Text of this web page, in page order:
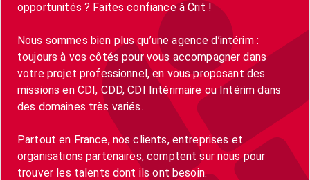
opportunités ? Faites confiance à Crit !
Nous sommes bien plus qu’une agence d’intérim :
toujours à vos côtés pour vous accompagner dans
votre projet professionnel, en vous proposant des
missions en CDI, CDD, CDI Intérimaire ou Intérim dans
des domaines très variés.
Partout en France, nos clients, entreprises et
organisations partenaires, comptent sur nous pour
trouver les talents dont ils ont besoin.